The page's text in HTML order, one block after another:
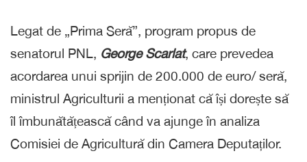
Legat de „Prima Seră”, program propus de
senatorul PNL, George Scarlat, care prevedea
acordarea unui sprijin de 200.000 de euro/ seră,
ministrul Agriculturii a menționat că își dorește să
îl îmbunătățească când va ajunge în analiza
Comisiei de Agricultură din Camera Deputaților.